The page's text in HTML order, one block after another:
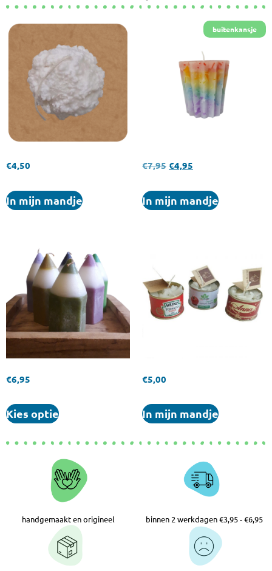
€4,50
In mijn mandje
€7,95 €4,95
In mijn mandje
€6,95
Kies optie
€5,00
In mijn mandje
handgemaakt en origineel binnen 2 werkdagen €3,95 - €6,95